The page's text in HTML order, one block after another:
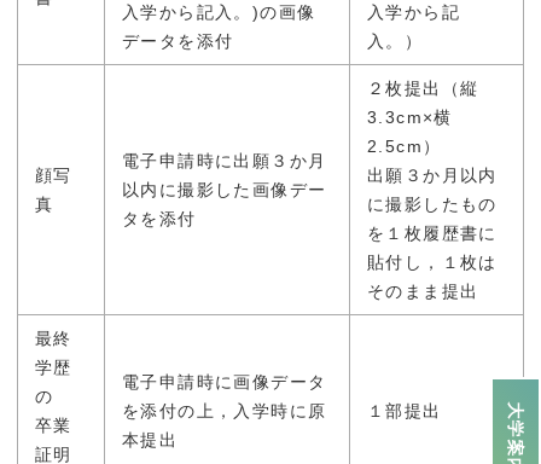
入学から記入。)の画像
データを添付
入学から記
入。）
顔写
真
電子申請時に出願３か月
以内に撮影した画像デー
タを添付
２枚提出（縦
3.3cm×横
2.5cm）
出願３か月以内
に撮影したもの
を１枚履歴書に
貼付し，１枚は
そのまま提出
最終
学歴
の
卒業
証明
電子申請時に画像データ
を添付の上，入学時に原
本提出
１部提出